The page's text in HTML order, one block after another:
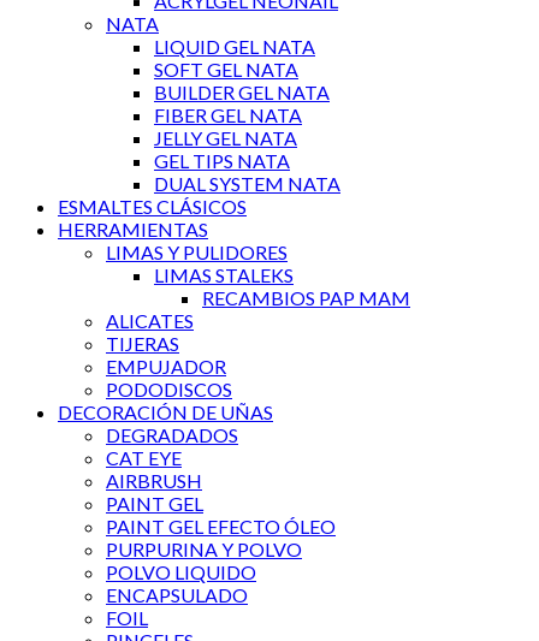
NATA
LIQUID GEL NATA
SOFT GEL NATA
BUILDER GEL NATA
FIBER GEL NATA
JELLY GEL NATA
GEL TIPS NATA
DUAL SYSTEM NATA
ESMALTES CLÁSICOS
HERRAMIENTAS
LIMAS Y PULIDORES
LIMAS STALEKS
RECAMBIOS PAP MAM
ALICATES
TIJERAS
EMPUJADOR
PODODISCOS
DECORACIÓN DE UÑAS
DEGRADADOS
CAT EYE
AIRBRUSH
PAINT GEL
PAINT GEL EFECTO ÓLEO
PURPURINA Y POLVO
POLVO LIQUIDO
ENCAPSULADO
FOIL